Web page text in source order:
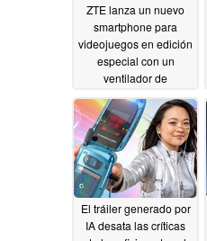
ZTE lanza un nuevo
smartphone para
videojuegos en edición
especial con un
ventilador de
07/13/2026
El tráiler generado por
IA desata las críticas